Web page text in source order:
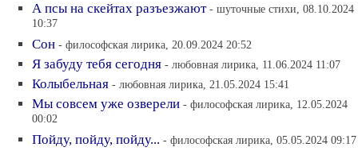
А псы на скейтах разъезжают - шуточные стихи, 08.10.2024
10:37
Сон - философская лирика, 20.09.2024 20:52
Я забуду тебя сегодня - любовная лирика, 11.06.2024 11:07
Колыбельная - любовная лирика, 21.05.2024 15:41
Мы совсем уже озверели - философская лирика, 12.05.2024
00:02
Пойду, пойду, пойду... - философская лирика, 05.05.2024 09:17